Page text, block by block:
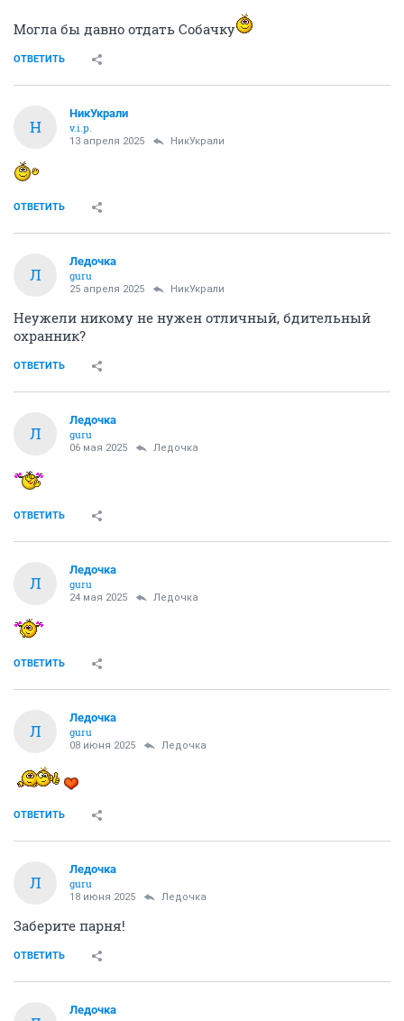
Могла бы давно отдать Собачку
ОТВЕТИТЬ
Н
НикУкрали
v.i.p.
13 апреля 2025 НикУкрали
ОТВЕТИТЬ
Л
Ледочка
guru
25 апреля 2025 НикУкрали
Неужели никому не нужен отличный, бдительный
охранник?
ОТВЕТИТЬ
Л
Ледочка
guru
06 мая 2025 Ледочка
ОТВЕТИТЬ
Л
Ледочка
guru
24 мая 2025 Ледочка
ОТВЕТИТЬ
Л
Ледочка
guru
08 июня 2025 Ледочка
ОТВЕТИТЬ
Л
Ледочка
guru
18 июня 2025 Ледочка
Заберите парня!
ОТВЕТИТЬ
Ледочка